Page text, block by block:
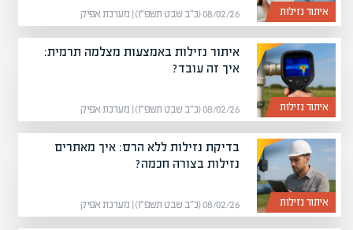
איתור נזילות 08/02/26 (כ״ב שבט תשפ״ו) | מערכת אפיק
איתור נזילות
איתור נזילות באמצעות מצלמה תרמית:
איך זה עובד?
08/02/26 (כ״ב שבט תשפ״ו) | מערכת אפיק
איתור נזילות
בדיקת נזילות ללא הרס: איך מאתרים
נזילות בצורה חכמה?
08/02/26 (כ״ב שבט תשפ״ו) | מערכת אפיק